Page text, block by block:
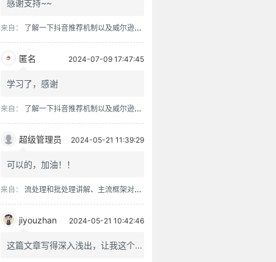
感谢支持~~
来自： 了解一下抖音推荐机制以及威尔逊得分排序算法
匿名 2024-07-09 17:47:45
学习了，感谢
来自： 了解一下抖音推荐机制以及威尔逊得分排序算法
超级管理员 2024-05-21 11:39:29
可以的，加油！！
来自： 流处理和批处理讲解、主流框架对比、流批一体架构
jiyouzhan 2024-05-21 10:42:46
这篇文章写得深入浅出，让我这个...